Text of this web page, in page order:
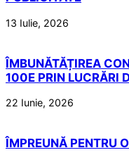
13 Iulie, 2026
ÎMBUNĂTĂȚIREA
100E PRIN LUCRĂRI
22 Iunie, 2026
ÎMPREUNĂ PENTRU